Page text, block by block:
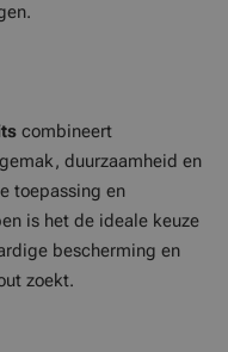
combineert
duurzaamheid en
toepassing en
is het de ideale keuze
bescherming en
zoekt.